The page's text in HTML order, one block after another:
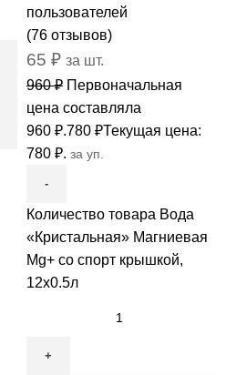
пользователей
(76 отзывов)
65 ₽ за шт.
960₽ Первоначальная
цена составляла
960 ₽.780 ₽Текущая цена:
780 ₽. за уп.
Количество товара Вода
«Кристальная» Магниевая
Mg+ со спорт крышкой,
12x0.5л